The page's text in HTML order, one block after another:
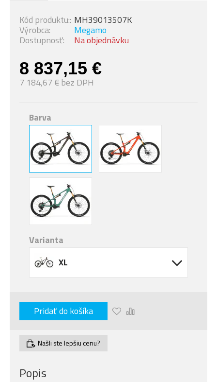
8 837,15 €
7 184,67 € bez DPH
Dostupnosť: Na objednávku
Výrobca: Megamo
Kód produktu:: MH39013507K
Barva
Varianta
XL
Pridať do košíka
Našli ste lepšiu cenu?
Popis